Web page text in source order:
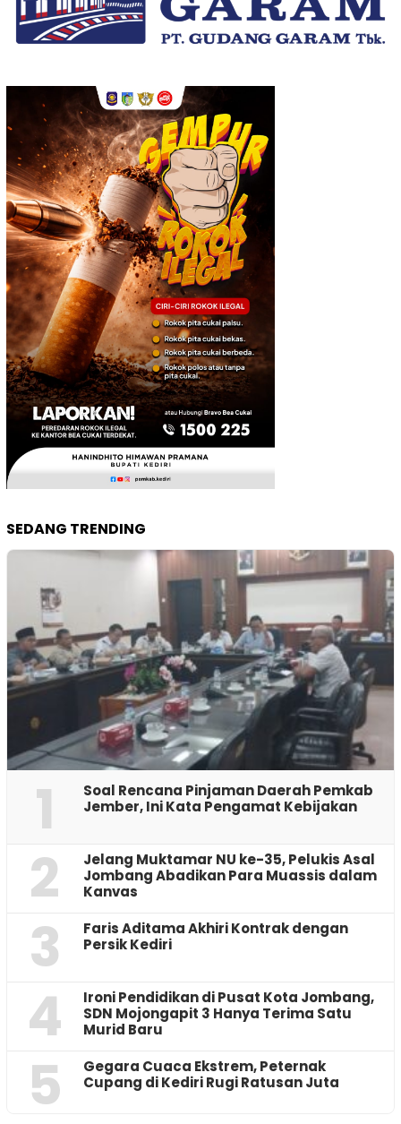
SEDANG TRENDING
1
‎Soal Rencana Pinjaman Daerah Pemkab
Jember, Ini Kata Pengamat Kebijakan ‎
2
Jelang Muktamar NU ke-35, Pelukis Asal
Jombang Abadikan Para Muassis dalam
Kanvas
3
Faris Aditama Akhiri Kontrak dengan
Persik Kediri
4
Ironi Pendidikan di Pusat Kota Jombang,
SDN Mojongapit 3 Hanya Terima Satu
Murid Baru
5
‎Gegara Cuaca Ekstrem, Peternak
Cupang di Kediri Rugi Ratusan Juta